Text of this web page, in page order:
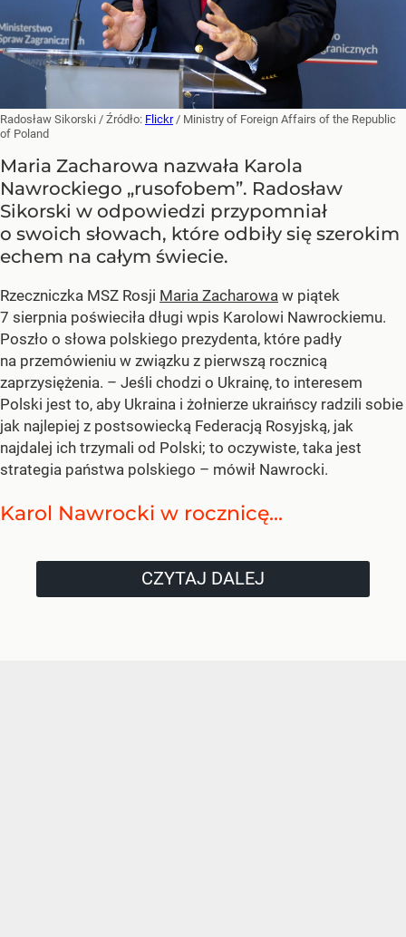
Radosław Sikorski / Źródło: Flickr / Ministry of Foreign Affairs of the Republic
of Poland
Maria Zacharowa nazwała Karola
Nawrockiego „rusofobem”. Radosław
Sikorski w odpowiedzi przypomniał
o swoich słowach, które odbiły się szerokim
echem na całym świecie.
Rzeczniczka MSZ Rosji Maria Zacharowa w piątek
7 sierpnia poświeciła długi wpis Karolowi Nawrockiemu.
Poszło o słowa polskiego prezydenta, które padły
na przemówieniu w związku z pierwszą rocznicą
zaprzysiężenia. – Jeśli chodzi o Ukrainę, to interesem
Polski jest to, aby Ukraina i żołnierze ukraińscy radzili sobie
jak najlepiej z postsowiecką Federacją Rosyjską, jak
najdalej ich trzymali od Polski; to oczywiste, taka jest
strategia państwa polskiego – mówił Nawrocki.
Karol Nawrocki w rocznicę...
CZYTAJ DALEJ